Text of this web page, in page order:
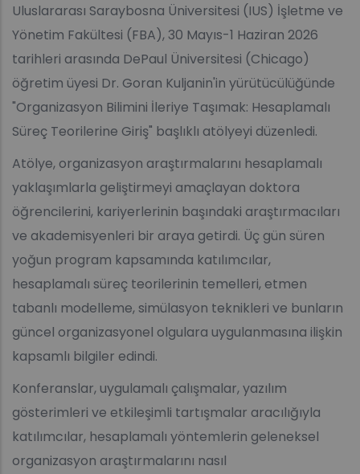
Uluslararası Saraybosna Üniversitesi (IUS) İşletme ve
Yönetim Fakültesi (FBA), 30 Mayıs-1 Haziran 2026
tarihleri arasında DePaul Üniversitesi (Chicago)
öğretim üyesi Dr. Goran Kuljanin'in yürütücülüğünde
"Organizasyon Bilimini İleriye Taşımak: Hesaplamalı
Süreç Teorilerine Giriş" başlıklı atölyeyi düzenledi.
Atölye, organizasyon araştırmalarını hesaplamalı
yaklaşımlarla geliştirmeyi amaçlayan doktora
öğrencilerini, kariyerlerinin başındaki araştırmacıları
ve akademisyenleri bir araya getirdi. Üç gün süren
yoğun program kapsamında katılımcılar,
hesaplamalı süreç teorilerinin temelleri, etmen
tabanlı modelleme, simülasyon teknikleri ve bunların
güncel organizasyonel olgulara uygulanmasına ilişkin
kapsamlı bilgiler edindi.
Konferanslar, uygulamalı çalışmalar, yazılım
gösterimleri ve etkileşimli tartışmalar aracılığıyla
katılımcılar, hesaplamalı yöntemlerin geleneksel
organizasyon araştırmalarını nasıl